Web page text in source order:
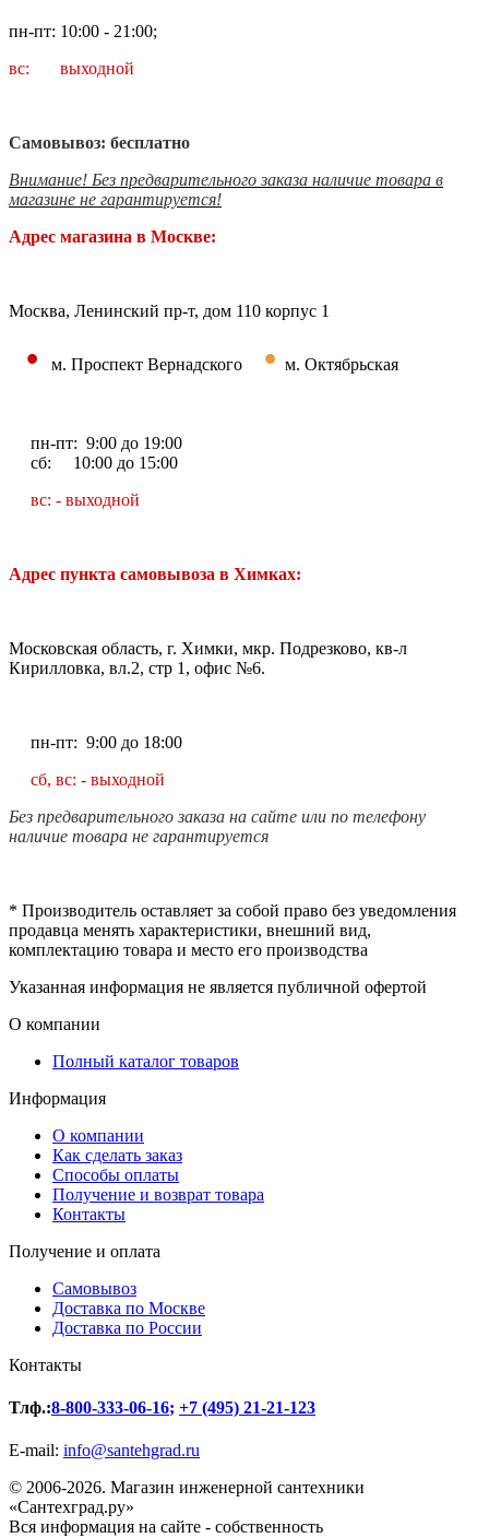
пн-пт: 10:00 - 21:00;
вс: выходной
Самовывоз: бесплатно
Внимание! Без предварительного заказа наличие товара в
магазине не гарантируется!
Адрес магазина в Москве:
Москва, Ленинский пр-т, дом 110 корпус 1
• м. Проспект Вернадского • м. Октябрьская
пн-пт: 9:00 до 19:00
сб: 10:00 до 15:00
вс: - выходной
Адрес пункта самовывоза в Химках:
Московская область, г. Химки, мкр. Подрезково, кв-л
Кирилловка, вл.2, стр 1, офис №6.
пн-пт: 9:00 до 18:00
сб, вс: - выходной
Без предварительного заказа на сайте или по телефону
наличие товара не гарантируется
* Производитель оставляет за собой право без уведомления
продавца менять характеристики, внешний вид,
комплектацию товара и место его производства
Указанная информация не является публичной офертой
О компании
Полный каталог товаров
Информация
О компании
Как сделать заказ
Способы оплаты
Получение и возврат товара
Контакты
Получение и оплата
Самовывоз
Доставка по Москве
Доставка по России
Контакты
Тлф.:8-800-333-06-16; +7 (495) 21-21-123
E-mail: info@santehgrad.ru
© 2006-2026. Магазин инженерной сантехники
«Сантехград.ру»
Вся информация на сайте - собственность